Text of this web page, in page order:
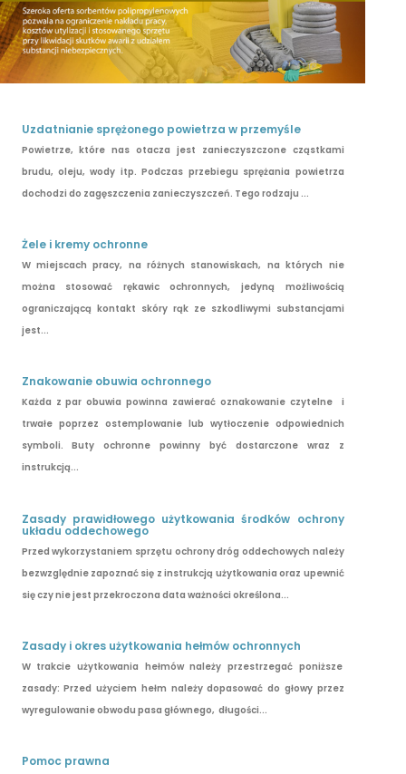
Uzdatnianie sprężonego powietrza w przemyśle
Powietrze, które nas otacza jest zanieczyszczone cząstkami
brudu, oleju, wody itp. Podczas przebiegu sprężania powietrza
dochodzi do zagęszczenia zanieczyszczeń. Tego rodzaju ...
Żele i kremy ochronne
W miejscach pracy, na różnych stanowiskach, na których nie
można stosować rękawic ochronnych, jedyną możliwością
ograniczającą kontakt skóry rąk ze szkodliwymi substancjami
jest...
Znakowanie obuwia ochronnego
Każda z par obuwia powinna zawierać oznakowanie czytelne i
trwałe poprzez ostemplowanie lub wytłoczenie odpowiednich
symboli. Buty ochronne powinny być dostarczone wraz z
instrukcją...
Zasady prawidłowego użytkowania środków ochrony
układu oddechowego
Przed wykorzystaniem sprzętu ochrony dróg oddechowych należy
bezwzględnie zapoznać się z instrukcją użytkowania oraz upewnić
się czy nie jest przekroczona data ważności określona...
Zasady i okres użytkowania hełmów ochronnych
W trakcie użytkowania hełmów należy przestrzegać poniższe
zasady: Przed użyciem hełm należy dopasować do głowy przez
wyregulowanie obwodu pasa głównego, długości...
Pomoc prawna